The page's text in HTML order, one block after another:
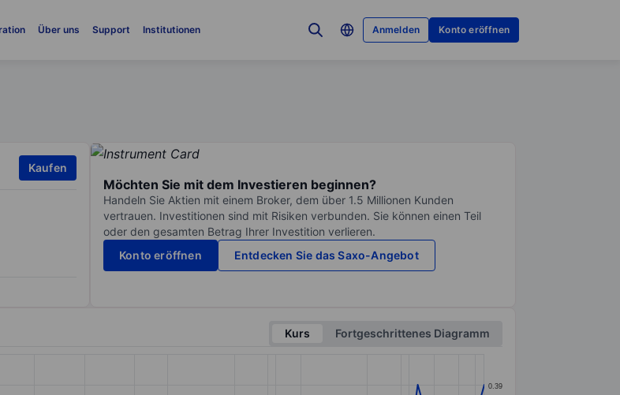
Über uns Support Institutionen Anmelden Konto eröffnen
Kaufen
Möchten Sie mit dem Investieren beginnen?
Handeln Sie Aktien mit einem Broker, dem über 1.5 Millionen Kunden
vertrauen. Investitionen sind mit Risiken verbunden. Sie können einen Teil
oder den gesamten Betrag Ihrer Investition verlieren.
Konto eröffnen
Entdecken Sie das Saxo-Angebot
Kurs
Fortgeschrittenes Diagramm
0.39